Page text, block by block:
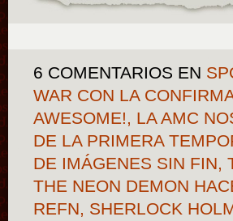
6 COMENTARIOS EN
WAR CON LA
AWESOME!, LA AMC
DE LA PRIMERA
DE IMÁGENES SIN FIN,
THE NEON DEMON
REFN, SHERLOCK